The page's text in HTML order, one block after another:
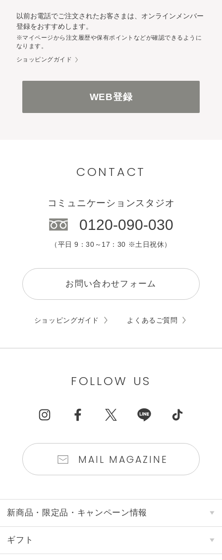
以前お電話でご注文されたお客さまは、オンラインメンバー
登録をおすすめします。
※マイページから注文履歴や保有ポイントなどが確認できるように
なります。
ショッピングガイド
WEB登録
CONTACT
コミュニケーションスタジオ
0120-090-030
（平日 9：30～17：30 ※土日祝休）
お問い合わせフォーム
ショッピングガイド よくあるご質問
FOLLOW US
MAIL MAGAZINE
新商品・限定品・キャンペーン情報
ギフト